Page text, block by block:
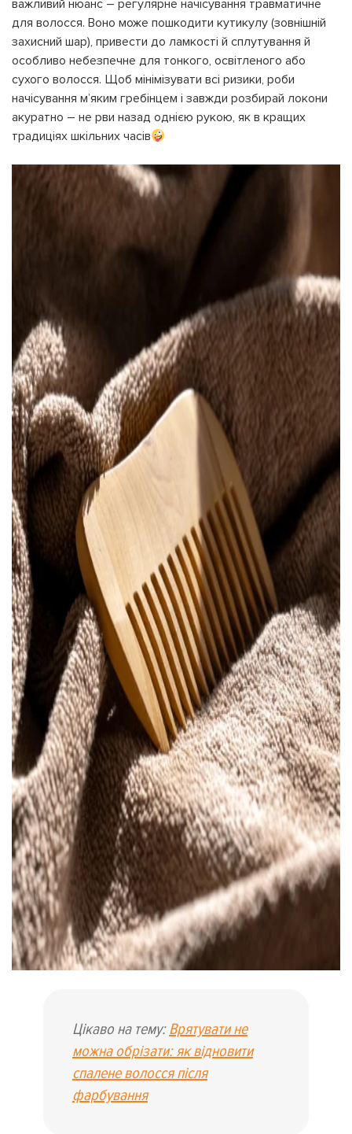
важливий нюанс – регулярне начісування травматичне
для волосся. Воно може пошкодити кутикулу (зовнішній
захисний шар), привести до ламкості й сплутування й
особливо небезпечне для тонкого, освітленого або
сухого волосся. Щоб мінімізувати всі ризики, роби
начісування м’яким гребінцем і завжди розбирай локони
акуратно – не рви назад однією рукою, як в кращих
традиціях шкільних часів
Цікаво на тему: Врятувати не
можна обрізати: як відновити
спалене волосся після
фарбування
ПОВЕРНУТИСЯ ДО БЛОГУ
УВІЙТИ ЗА ДОПОМОГОЮ
ДЗВІНКА
ПОВЕРНУТИСЯ ПЕРЕРАХУВАТИ
ПОВЕРНУТИСЯ